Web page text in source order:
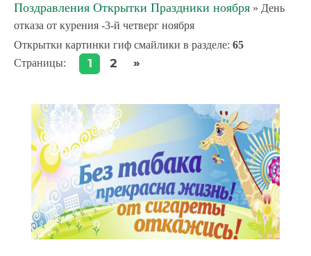
Поздравления Открытки Праздники ноября » День
отказа от курения -3-й четверг ноября
Открытки картинки гиф смайлики в разделе: 65
Страницы: 1 2 »